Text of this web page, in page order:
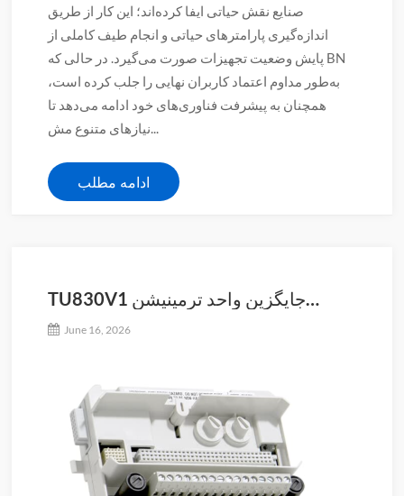
صنایع نقش حیاتی ایفا کرده‌اند؛ این کار از طریق
اندازه‌گیری پارامترهای حیاتی و انجام طیف کاملی از
پایش وضعیت تجهیزات صورت می‌گیرد. در حالی که BN
به‌طور مداوم اعتماد کاربران نهایی را جلب کرده است،
همچنان به پیشرفت فناوری‌های خود ادامه می‌دهد تا
نیازهای متنوع مش...
ادامه مطلب
TU830V1 جایگزین واحد ترمینیشن
ماژول توسعه‌یافته ABB Extended
June 16, 2026